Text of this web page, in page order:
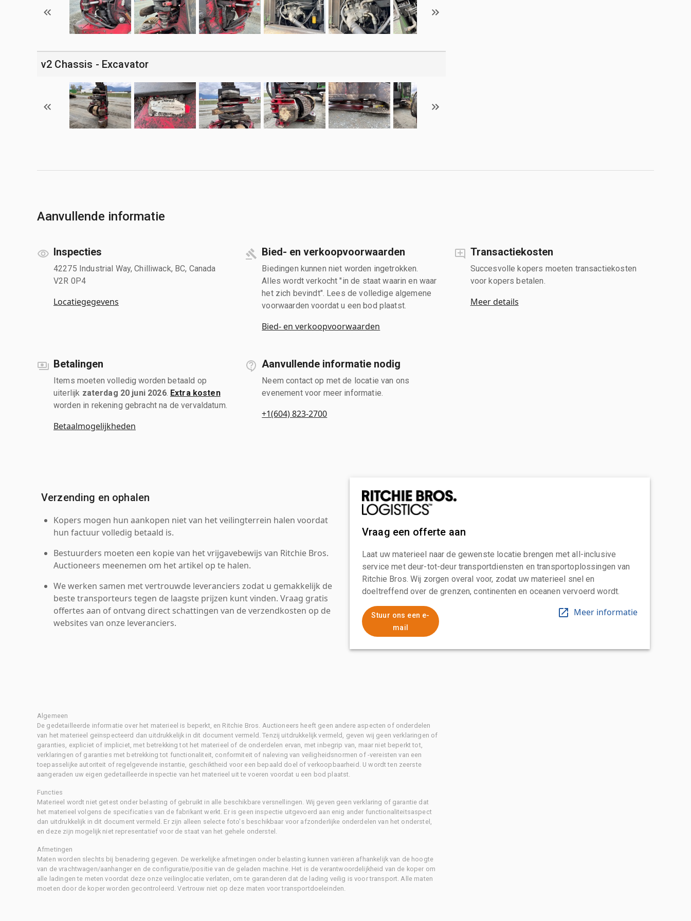
v2 Chassis - Excavator
Aanvullende informatie
Inspecties
42275 Industrial Way, Chilliwack, BC, Canada
V2R 0P4
Locatiegegevens
Bied- en verkoopvoorwaarden
Biedingen kunnen niet worden ingetrokken.
Alles wordt verkocht "in de staat waarin en waar
het zich bevindt". Lees de volledige algemene
voorwaarden voordat u een bod plaatst.
Bied- en verkoopvoorwaarden
Transactiekosten
Succesvolle kopers moeten transactiekosten
voor kopers betalen.
Meer details
Betalingen
Items moeten volledig worden betaald op
uiterlijk zaterdag 20 juni 2026. Extra kosten
worden in rekening gebracht na de vervaldatum.
Betaalmogelijkheden
Aanvullende informatie nodig
Neem contact op met de locatie van ons
evenement voor meer informatie.
+1(604) 823-2700
Verzending en ophalen
Kopers mogen hun aankopen niet van het veilingterrein halen voordat
hun factuur volledig betaald is.
Bestuurders moeten een kopie van het vrijgavebewijs van Ritchie Bros.
Auctioneers meenemen om het artikel op te halen.
We werken samen met vertrouwde leveranciers zodat u gemakkelijk de
beste transporteurs tegen de laagste prijzen kunt vinden. Vraag gratis
offertes aan of ontvang direct schattingen van de verzendkosten op de
websites van onze leveranciers.
Vraag een offerte aan
Laat uw materieel naar de gewenste locatie brengen met all-inclusive
service met deur-tot-deur transportdiensten en transportoplossingen van
Ritchie Bros. Wij zorgen overal voor, zodat uw materieel snel en
doeltreffend over de grenzen, continenten en oceanen vervoerd wordt.
Stuur ons een e-
mail
Meer informatie
Algemeen
De gedetailleerde informatie over het materieel is beperkt, en Ritchie Bros. Auctioneers heeft geen andere aspecten of onderdelen
van het materieel geïnspecteerd dan uitdrukkelijk in dit document vermeld. Tenzij uitdrukkelijk vermeld, geven wij geen verklaringen of
garanties, expliciet of impliciet, met betrekking tot het materieel of de onderdelen ervan, met inbegrip van, maar niet beperkt tot,
verklaringen of garanties met betrekking tot functionaliteit, conformiteit of naleving van veiligheidsnormen of -vereisten van een
toepasselijke autoriteit of regelgevende instantie, geschiktheid voor een bepaald doel of verkoopbaarheid. U wordt ten zeerste
aangeraden uw eigen gedetailleerde inspectie van het materieel uit te voeren voordat u een bod plaatst.
Functies
Materieel wordt niet getest onder belasting of gebruikt in alle beschikbare versnellingen. Wij geven geen verklaring of garantie dat
het materieel volgens de specificaties van de fabrikant werkt. Er is geen inspectie uitgevoerd aan enig ander functionaliteitsaspect
dan uitdrukkelijk in dit document vermeld. Er zijn alleen selecte foto's beschikbaar voor afzonderlijke onderdelen van het onderstel,
en deze zijn mogelijk niet representatief voor de staat van het gehele onderstel.
Afmetingen
Maten worden slechts bij benadering gegeven. De werkelijke afmetingen onder belasting kunnen variëren afhankelijk van de hoogte
van de vrachtwagen/aanhanger en de configuratie/positie van de geladen machine. Het is de verantwoordelijkheid van de koper om
alle ladingen te meten voordat deze onze veilinglocatie verlaten, om te garanderen dat de lading veilig is voor transport. Alle maten
moeten door de koper worden gecontroleerd. Vertrouw niet op deze maten voor transportdoeleinden.